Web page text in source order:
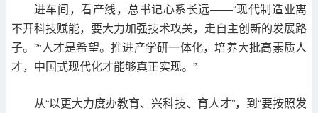
进车间，看产线，总书记心系长远——“现代制造业离
不开科技赋能，要大力加强技术攻关，走自主创新的发展路
子。”“人才是希望。推进产学研一体化，培养大批高素质人
才，中国式现代化才能够真正实现。”
从“以更大力度办教育、兴科技、育人才”，到“要按照发